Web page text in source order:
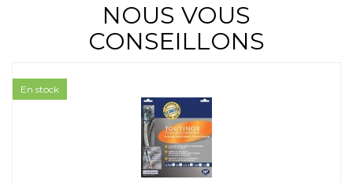
NOUS VOUS
CONSEILLONS
En stock